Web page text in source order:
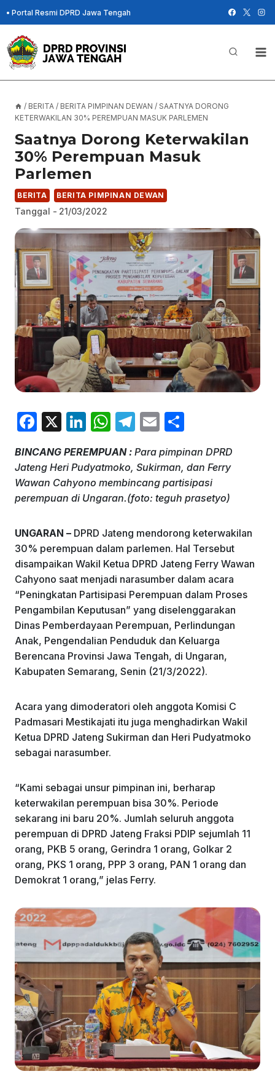
Skip
to
content
• Portal Resmi DPRD Jawa Tengah
/ BERITA / BERITA PIMPINAN DEWAN / SAATNYA DORONG
KETERWAKILAN 30% PEREMPUAN MASUK PARLEMEN
Saatnya Dorong Keterwakilan
30% Perempuan Masuk
Parlemen
BERITA BERITA PIMPINAN DEWAN
Tanggal - 21/03/2022
F
c
e
b
o
k
X
Li
k
e
dI
W
at
s
A
p
T
e
gr
a
E
ai
l
ar
e
BINCANG PEREMPUAN : Para pimpinan DPRD
Jateng Heri Pudyatmoko, Sukirman, dan Ferry
Wawan Cahyono membincang partisipasi
perempuan di Ungaran.(foto: teguh prasetyo)
UNGARAN – DPRD Jateng mendorong keterwakilan
30% perempuan dalam parlemen. Hal Tersebut
disampaikan Wakil Ketua DPRD Jateng Ferry Wawan
Cahyono saat menjadi narasumber dalam acara
“Peningkatan Partisipasi Perempuan dalam Proses
Pengambilan Keputusan” yang diselenggarakan
Dinas Pemberdayaan Perempuan, Perlindungan
Anak, Pengendalian Penduduk dan Keluarga
Berencana Provinsi Jawa Tengah, di Ungaran,
Kabupaten Semarang, Senin (21/3/2022).
Acara yang dimoderatori oleh anggota Komisi C
Padmasari Mestikajati itu juga menghadirkan Wakil
Ketua DPRD Jateng Sukirman dan Heri Pudyatmoko
sebagai narasumber.
“Kami sebagai unsur pimpinan ini, berharap
keterwakilan perempuan bisa 30%. Periode
sekarang ini baru 20%. Jumlah seluruh anggota
perempuan di DPRD Jateng Fraksi PDIP sejumlah 11
orang, PKB 5 orang, Gerindra 1 orang, Golkar 2
orang, PKS 1 orang, PPP 3 orang, PAN 1 orang dan
Demokrat 1 orang,” jelas Ferry.